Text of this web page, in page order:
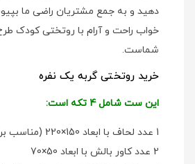
دهید و به جمع مشتریان راضی ما
خواب راحت و آرام با روتختی کودک
شماست.
خرید روتختی گربه یک نفره
این ست شامل 4 تکه است:
1 عدد لحاف با ابعاد 150×220 (مناسب برای تخت عرض 90)
2 عدد کاور بالش با ابعاد 50×70